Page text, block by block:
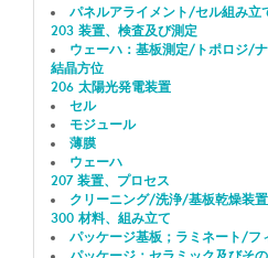
パネルアライメント/セル組み立
203 装置、検査及び測定
ウェーハ：基板測定/トポロジ/
結晶方位
206 太陽光発電装置
セル
モジュール
薄膜
ウェーハ
207 装置、プロセス
クリーニング/洗浄/基板乾燥装
300 材料、組み立て
パッケージ基板；ラミネート/フ